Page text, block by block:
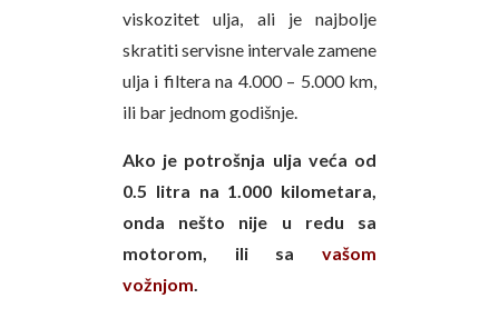
viskozitet ulja, ali je najbolje
skratiti servisne intervale zamene
ulja i filtera na 4.000 – 5.000 km,
ili bar jednom godišnje.
Ako je potrošnja ulja veća od
0.5 litra na 1.000 kilometara,
onda nešto nije u redu sa
motorom, ili sa vašom
vožnjom